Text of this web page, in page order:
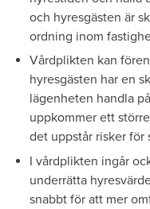
och hyresgästen är
ordning inom
Vårdplikten kan
hyresgästen har en
lägenheten handla
uppkommer ett
det uppstår risker för
I vårdplikten ingår
underrätta
snabbt för att mer